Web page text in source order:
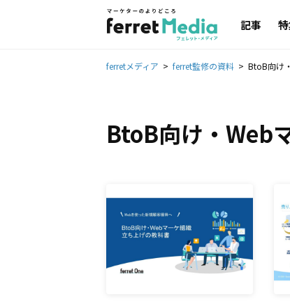
記事
ferretメディア ferret監修の資料 BtoB向け
BtoB向け・Web